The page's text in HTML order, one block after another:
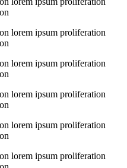
lorem ipsum proliferation
lorem ipsum proliferation
lorem ipsum proliferation
lorem ipsum proliferation
lorem ipsum proliferation